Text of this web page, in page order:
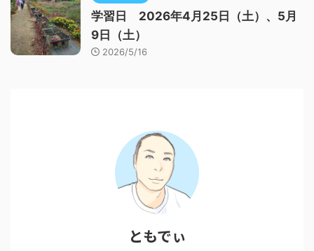
学習日 2026年4月25日（土）、5月
9日（土）
2026/5/16
ともでぃ